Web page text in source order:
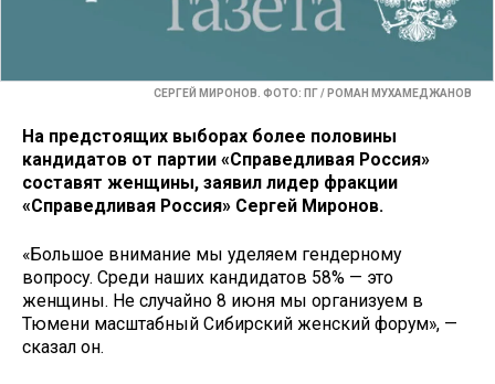
СЕРГЕЙ МИРОНОВ. ФОТО: ПГ / РОМАН МУХАМЕДЖАНОВ
На предстоящих выборах более половины
кандидатов от партии «Справедливая Россия»
составят женщины, заявил лидер фракции
«Справедливая Россия» Сергей Миронов.
«Большое внимание мы уделяем гендерному
вопросу. Среди наших кандидатов 58% — это
женщины. Не случайно 8 июня мы организуем в
Тюмени масштабный Сибирский женский форум», —
сказал он.